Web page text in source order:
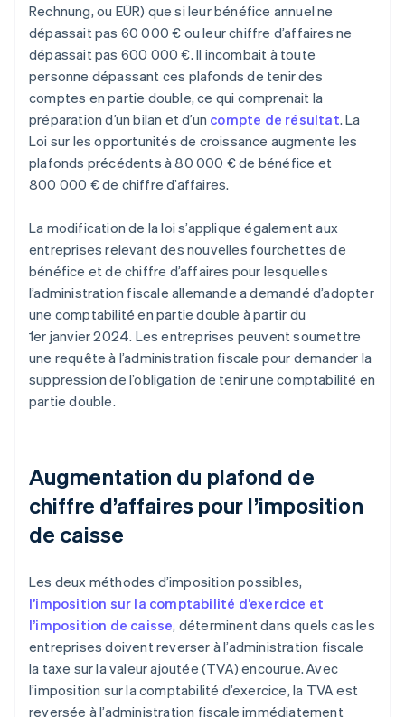
Rechnung, ou EÜR) que si leur bénéfice annuel ne
dépassait pas 60 000 € ou leur chiffre d’affaires ne
dépassait pas 600 000 €. Il incombait à toute
personne dépassant ces plafonds de tenir des
comptes en partie double, ce qui comprenait la
préparation d’un bilan et d’un compte de résultat. La
Loi sur les opportunités de croissance augmente les
plafonds précédents à 80 000 € de bénéfice et
800 000 € de chiffre d’affaires.
La modification de la loi s’applique également aux
entreprises relevant des nouvelles fourchettes de
bénéfice et de chiffre d’affaires pour lesquelles
l’administration fiscale allemande a demandé d’adopter
une comptabilité en partie double à partir du
1er janvier 2024. Les entreprises peuvent soumettre
une requête à l’administration fiscale pour demander la
suppression de l’obligation de tenir une comptabilité en
partie double.
Augmentation du plafond de
chiffre d’affaires pour l’imposition
de caisse
Les deux méthodes d’imposition possibles,
l’imposition sur la comptabilité d’exercice et
l’imposition de caisse, déterminent dans quels cas les
entreprises doivent reverser à l’administration fiscale
la taxe sur la valeur ajoutée (TVA) encourue. Avec
l’imposition sur la comptabilité d’exercice, la TVA est
reversée à l’administration fiscale immédiatement